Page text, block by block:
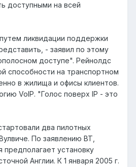
доступными на всей
ликвидации поддержки
- заявил по этому
доступе". Рейнолдс
способности на транспортном
в жилища и офисы клиентов.
VoIP. "Голос поверх IP - это
два пилотных
По заявлению BT,
установку
Англии. К 1 января 2005 г.